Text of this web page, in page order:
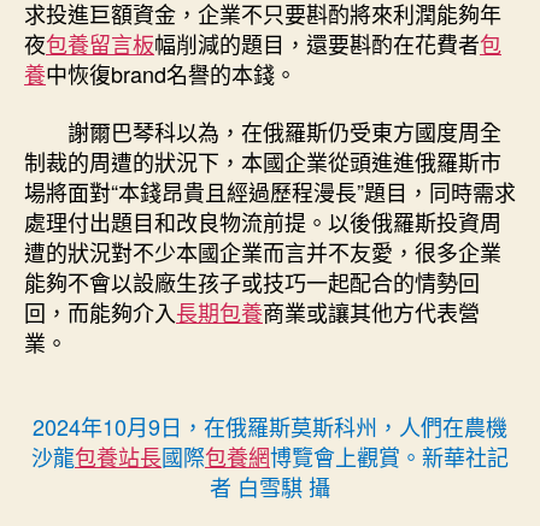
求投進巨額資金，企業不只要斟酌將來利潤能夠年
夜包養留言板幅削減的題目，還要斟酌在花費者包
養中恢復brand名譽的本錢。
謝爾巴琴科以為，在俄羅斯仍受東方國度周全
制裁的周遭的狀況下，本國企業從頭進進俄羅斯市
場將面對“本錢昂貴且經過歷程漫長”題目，同時需求
處理付出題目和改良物流前提。以後俄羅斯投資周
遭的狀況對不少本國企業而言并不友愛，很多企業
能夠不會以設廠生孩子或技巧一起配合的情勢回
回，而能夠介入長期包養商業或讓其他方代表營
業。
2024年10月9日，在俄羅斯莫斯科州，人們在農機
沙龍包養站長國際包養網博覽會上觀賞。新華社記
者 白雪騏 攝